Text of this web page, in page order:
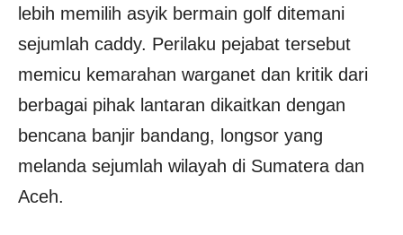
lebih memilih asyik bermain golf ditemani
sejumlah caddy. Perilaku pejabat tersebut
memicu kemarahan warganet dan kritik dari
berbagai pihak lantaran dikaitkan dengan
bencana banjir bandang, longsor yang
melanda sejumlah wilayah di Sumatera dan
Aceh.